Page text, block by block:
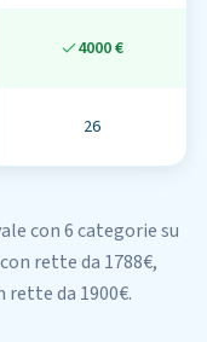
4000 €
26
con 6 categorie su
con rette da 1788€,
rette da 1900€.